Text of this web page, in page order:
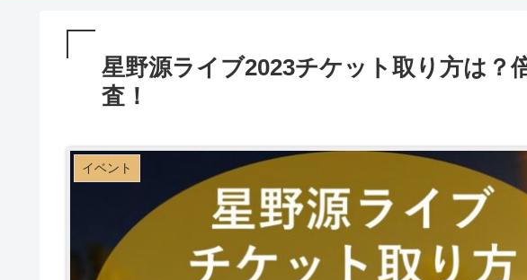
星野源ライブ2023チケット取り方は？
査！
イベント